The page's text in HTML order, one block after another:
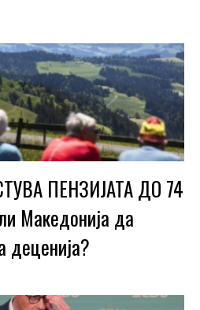
ПЕНЗИЈАТА ДО 74
Македонија да
деценија?